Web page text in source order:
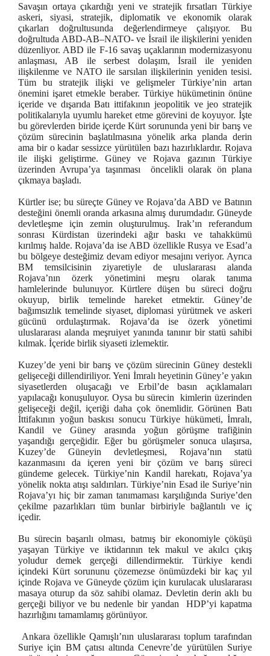
Savaşın ortaya çıkardığı yeni ve stratejik fırsatları Türkiye
askeri, siyasi, stratejik, diplomatik ve ekonomik olarak
çıkarları doğrultusunda değerlendirmeye çalışıyor. Bu
doğrultuda ABD-AB–NATO- ve İsrail ile ilişkilerini yeniden
düzenliyor. ABD ile F-16 savaş uçaklarının modernizasyonu
anlaşması, AB ile serbest dolaşım, İsrail ile yeniden
ilişkilenme ve NATO ile sarsılan ilişkilerinin yeniden tesisi.
Tüm bu stratejik ilişki ve gelişmeler Türkiye’nin artan
önemini işaret etmekle beraber. Türkiye hükümetinin önüne
içeride ve dışarıda Batı ittifakının jeopolitik ve jeo stratejik
politikalarıyla uyumlu hareket etme görevini de koyuyor. İşte
bu görevlerden biride içerde Kürt sorununda yeni bir barış ve
çözüm sürecinin başlatılmasına yönelik arka planda derin
ama bir o kadar sessizce yürütülen bazı hazırlıklardır. Rojava
ile ilişki geliştirme. Güney ve Rojava gazının Türkiye
üzerinden Avrupa’ya taşınması öncelikli olarak ön plana
çıkmaya başladı.
Kürtler ise; bu süreçte Güney ve Rojava’da ABD ve Batının
desteğini önemli oranda arkasına almış durumdadır. Güneyde
devletleşme için zemin oluşturulmuş. Irak’ın referandum
sonrası Kürdistan üzerindeki ağır baskı ve tahakkümü
kırılmış halde. Rojava’da ise ABD özellikle Rusya ve Esad’a
bu bölgeye desteğimiz devam ediyor mesajını veriyor. Ayrıca
BM temsilcisinin ziyaretiyle de uluslararası alanda
Rojava’nın özerk yönetimini meşru olarak tanıma
hamlelerinde bulunuyor. Kürtlere düşen bu süreci doğru
okuyup, birlik temelinde hareket etmektir. Güney’de
bağımsızlık temelinde siyaset, diplomasi yürütmek ve askeri
gücünü ordulaştırmak. Rojava’da ise özerk yönetimi
uluslararası alanda meşruiyet yanında tanınır bir statü sahibi
kılmak. İçeride birlik siyaseti izlemektir.
Kuzey’de yeni bir barış ve çözüm sürecinin Güney destekli
gelişeceği dillendiriliyor. Yeni İmralı heyetinin Güney’e yakın
siyasetlerden oluşacağı ve Erbil’de basın açıklamaları
yapılacağı konuşuluyor. Oysa bu sürecin kimlerin üzerinden
gelişeceği değil, içeriği daha çok önemlidir. Görünen Batı
İttifakının yoğun baskısı sonucu Türkiye hükümeti, İmralı,
Kandil ve Güney arasında yoğun görüşme trafiğinin
yaşandığı gerçeğidir. Eğer bu görüşmeler sonuca ulaşırsa,
Kuzey’de Güneyin devletleşmesi, Rojava’nın statü
kazanmasını da içeren yeni bir çözüm ve barış süreci
gündeme gelecek. Türkiye’nin Kandil harekatı, Rojava’ya
yönelik nokta atışı saldırıları. Türkiye’nin Esad ile Suriye’nin
Rojava’yı hiç bir zaman tanımaması karşılığında Suriye’den
çekilme pazarlıkları tüm bunlar birbiriyle bağlantılı ve iç
içedir.
Bu sürecin başarılı olması, batmış bir ekonomiyle çöküşü
yaşayan Türkiye ve iktidarının tek makul ve akılcı çıkış
yoludur demek gerçeği dillendirmektir. Türkiye kendi
içindeki Kürt sorununu çözemezse önümüzdeki bir kaç yıl
içinde Rojava ve Güneyde çözüm için kurulacak uluslararası
masaya oturup da söz sahibi olamaz. Devletin derin aklı bu
gerçeği biliyor ve bu nedenle bir yandan HDP’yi kapatma
hazırlığını tamamlamış görünüyor.
Ankara özellikle Qamışlı’nın uluslararası toplum tarafından
Suriye için BM çatısı altında Cenevre’de yürütülen Suriye